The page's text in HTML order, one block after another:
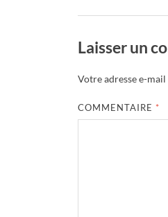
Laisser un
Votre adresse e-
COMMENTAIRE *